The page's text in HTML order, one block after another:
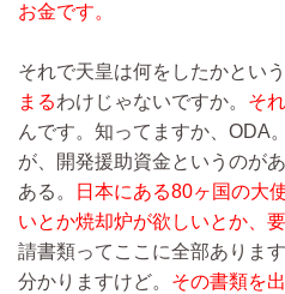
お金です。
それで天皇は何をしたかという
まるわけじゃないですか。 そ
んです。知ってますか、ODA
が、開発援助資金というのが
ある。
日本にある80ヶ国の大
いとか焼却炉が欲しいとか、
請書類ってここに全部ありま
分かりますけど。 その書類を